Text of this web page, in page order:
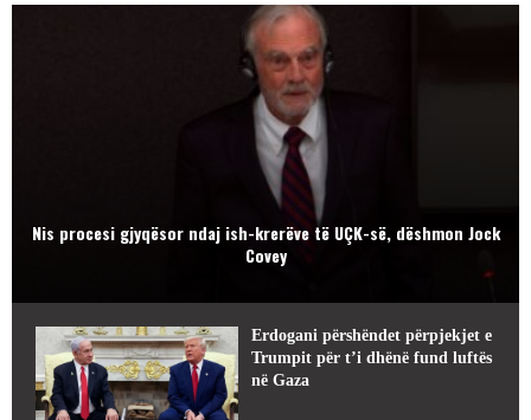
Nis procesi gjyqësor ndaj ish-krerëve të UÇK-së, dëshmon Jock
Covey
Erdogani përshëndet përpjekjet e
Trumpit për t’i dhënë fund luftës
në Gaza